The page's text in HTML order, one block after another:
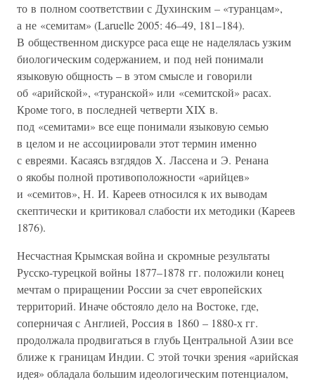
то в полном соответствии с Духинским – «туранцам»,
а не «семитам» (Laruelle 2005: 46–49, 181–184).
В общественном дискурсе раса еще не наделялась узким
биологическим содержанием, и под ней понимали
языковую общность – в этом смысле и говорили
об «арийской», «туранской» или «семитской» расах.
Кроме того, в последней четверти XIX в.
под «семитами» все еще понимали языковую семью
в целом и не ассоциировали этот термин именно
с евреями. Касаясь взгдядов Х. Лассена и Э. Ренана
о якобы полной противоположности «арийцев»
и «семитов», Н. И. Кареев относился к их выводам
скептически и критиковал слабости их методики (Кареев
1876).
Несчастная Крымская война и скромные результаты
Русско-турецкой войны 1877–1878 гг. положили конец
мечтам о приращении России за счет европейских
территорий. Иначе обстояло дело на Востоке, где,
соперничая с Англией, Россия в 1860 – 1880-х гг.
продолжала продвигаться в глубь Центральной Азии все
ближе к границам Индии. С этой точки зрения «арийская
идея» обладала большим идеологическим потенциалом,